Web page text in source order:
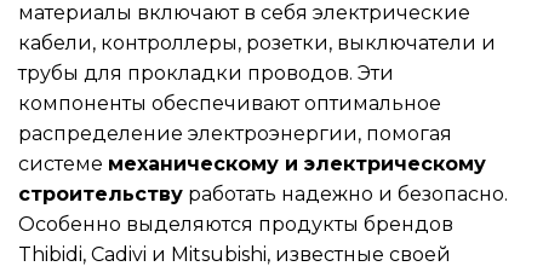
материалы включают в себя электрические
кабели, контроллеры, розетки, выключатели и
трубы для прокладки проводов. Эти
компоненты обеспечивают оптимальное
распределение электроэнергии, помогая
системе механическому и электрическому
строительству работать надежно и безопасно.
Особенно выделяются продукты брендов
Thibidi, Cadivi и Mitsubishi, известные своей